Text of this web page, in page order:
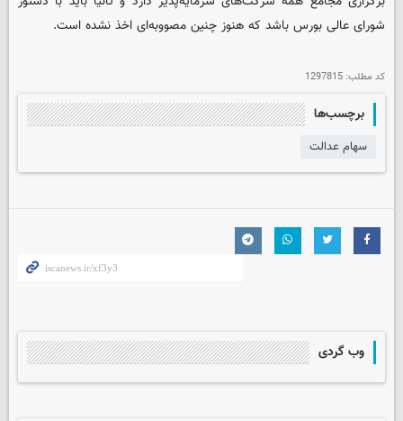
شورای عالی بورس باشد که هنوز چنین مصووبه‌ای اخذ نشده است.
کد مطلب: 1297815
برچسب‌ها
سهام عدالت
وب گردی